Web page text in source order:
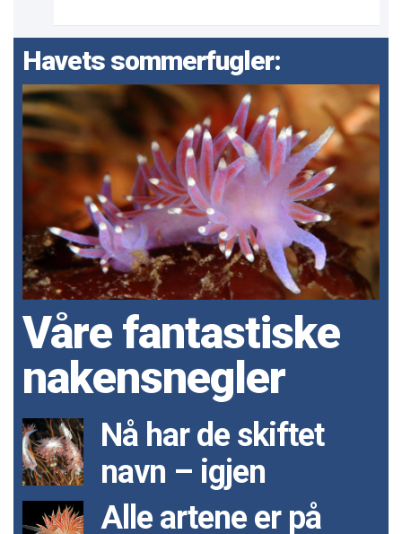
Havets sommerfugler:
Våre fantastiske
nakensnegler
Nå har de skiftet
navn – igjen
Alle artene er på